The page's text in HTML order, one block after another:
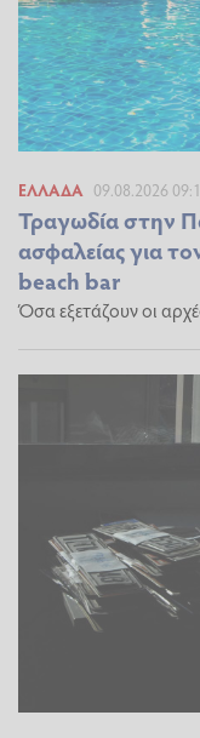
Τραγωδία στην
ασφαλείας για
beach bar
Όσα εξετάζουν οι
ΕΛΛΆΔΑ 09.08.2026